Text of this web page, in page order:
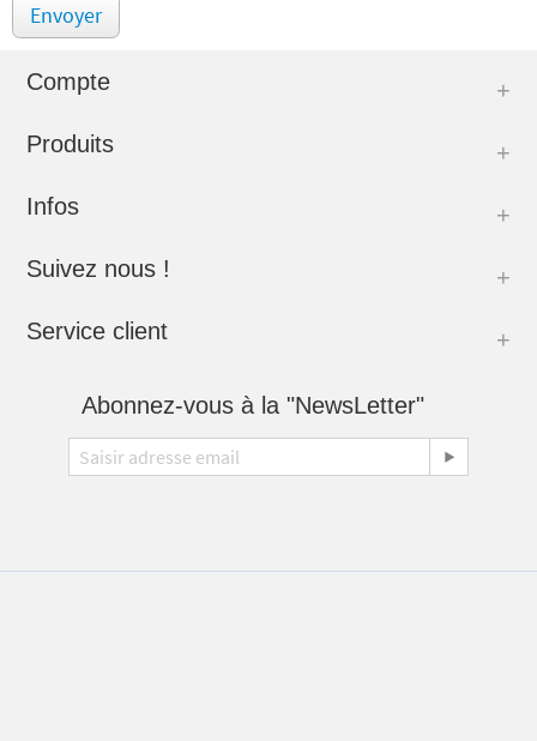
Envoyer
Compte
Produits
Infos
Suivez nous !
Service client
Abonnez-vous à la "NewsLetter"